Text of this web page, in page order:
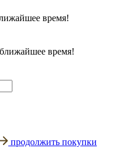
время!
время!
продолжить покупки